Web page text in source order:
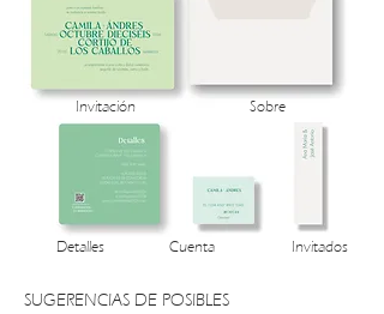
Invitación Sobre
Detalles Cuenta Invitados
SUGERENCIAS DE POSIBLES